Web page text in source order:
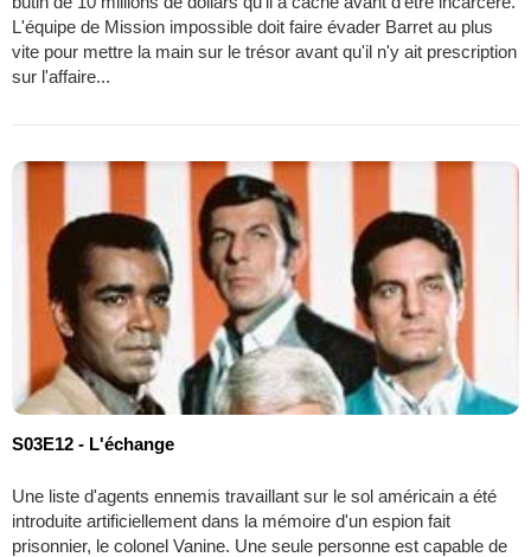
L'équipe de Mission impossible doit faire évader Barret au plus
vite pour mettre la main sur le trésor avant qu'il n'y ait prescription
sur l'affaire...
S03E12 - L'échange
Une liste d'agents ennemis travaillant sur le sol américain a été
introduite artificiellement dans la mémoire d'un espion fait
prisonnier, le colonel Vanine. Une seule personne est capable de